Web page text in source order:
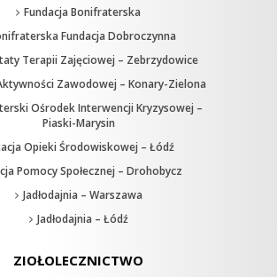
Fundacja Bonifraterska
Fundacja Dobroczynna
Terapii Zajęciowej – Zebrzydowice
Zawodowej – Konary-Zielona
Ośrodek Interwencji Kryzysowej –
Piaski-Marysin
Opieki Środowiskowej – Łódź
Pomocy Społecznej – Drohobycz
Jadłodajnia – Warszawa
Jadłodajnia – Łódź
ZIOŁOLECZNICTWO